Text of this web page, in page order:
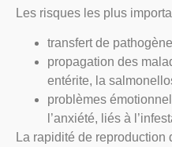
Les risques les plus
transfert de
propagation des
entérite, la
problèmes
l’anxiété, liés à
La rapidité de reproduction